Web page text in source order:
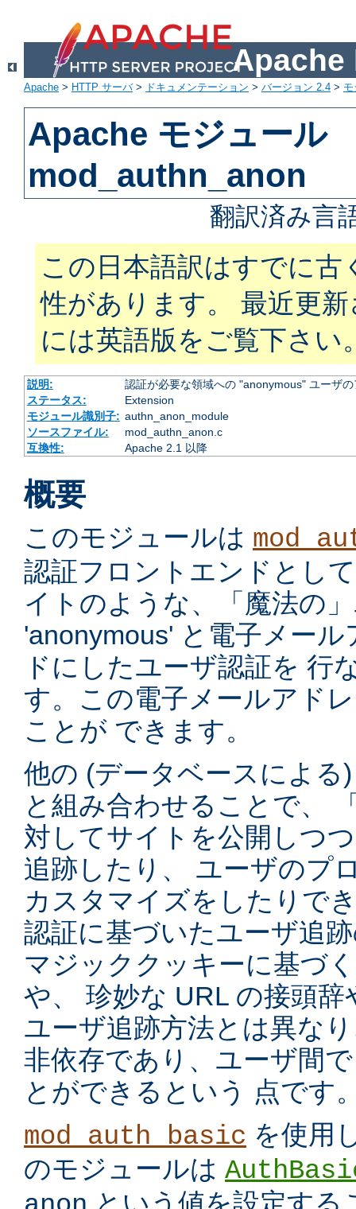
Apache
Apache > HTTP サーバ> ドキュメンテーション > バージョン 2.4 >
Apache モジュール
mod_authn_anon
翻訳済み言
この日本語訳はすでに古
性があります。 最近更
には英語版をご覧下さい
説明:
認証が必要な領域への "anonymous" ユーザ
ステータス:
Extension
モジュール識別子: authn_anon_module
ソースファイル:
mod_authn_anon.c
互換性:
Apache 2.1 以降
概要
このモジュールは
認証フロントエンドとし
イトのような、「魔法の
'anonymous' と電子メー
ドにしたユーザ認証を 行
す。この電子メールアド
ことが できます。
他の (データベースによる
と組み合わせることで、
対してサイトを公開しつ
追跡したり、 ユーザのプ
カスタマイズをしたりで
認証に基づいたユーザ追
マジッククッキーに基づ
や、 珍妙な URL の接頭
ユーザ追跡方法とは異な
非依存であり、ユーザ間
とができるという 点です
mod_auth_basic を使用
のモジュールは